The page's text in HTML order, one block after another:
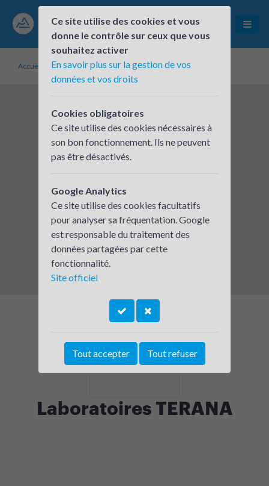
Accueil Établissements inscrits Laboratoires TERANA
Laboratoires TERANA
Ce site utilise des cookies et vous
donne le contrôle sur ceux que vous
souhaitez activer
En savoir plus sur la gestion de vos
données et vos droits
Cookies obligatoires
Ce site utilise des cookies nécessaires à
son bon fonctionnement. Ils ne peuvent
pas être désactivés.
Google Analytics
Ce site utilise des cookies facultatifs
pour analyser sa fréquentation. Google
est responsable du traitement des
données partagées par cette
fonctionnalité.
Site officiel
Tout accepter Tout refuser